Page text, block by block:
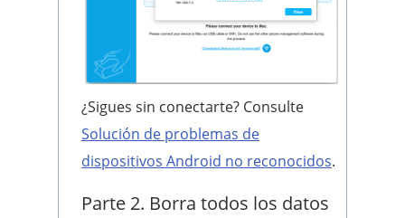
¿Sigues sin conectarte? Consulte
Solución de problemas de
dispositivos Android no reconocidos.
Parte 2. Borra todos los datos